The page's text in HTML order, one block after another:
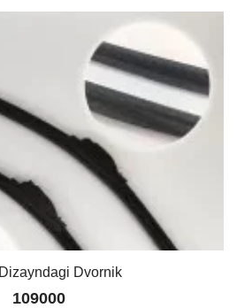
Dvornik
109000